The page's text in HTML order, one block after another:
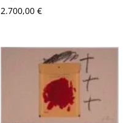
2.700,00€